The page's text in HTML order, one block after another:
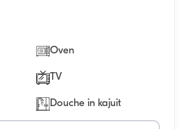
Oven
TV
Douche in kajuit